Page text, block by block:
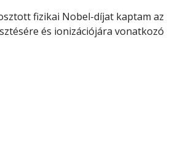
fizikai Nobel-díjat kaptam az
és ionizációjára vonatkozó